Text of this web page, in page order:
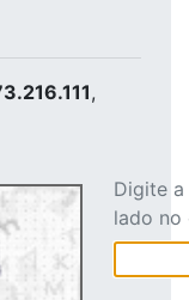
,
Digite
lado no